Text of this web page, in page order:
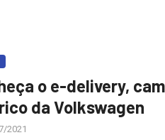
o e-delivery,
da Volkswagen
2021